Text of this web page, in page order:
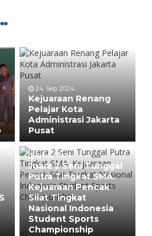
24 Sep 2024
Kejuaraan Renang
Pelajar Kota
Administrasi Jakarta
Pusat
19 Mar 2024
Juara 2 Seni Tunggal
Putra Tingkat SMA.
Kejuaraan Pencak
Silat Tingkat
Nasional Indonesia
Student Sports
Championship